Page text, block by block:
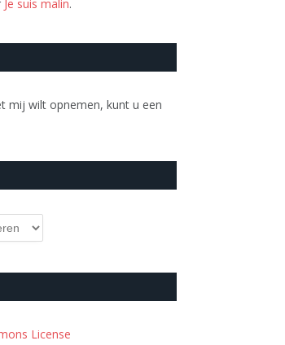
Je suis malin.
mij wilt opnemen, kunt u een